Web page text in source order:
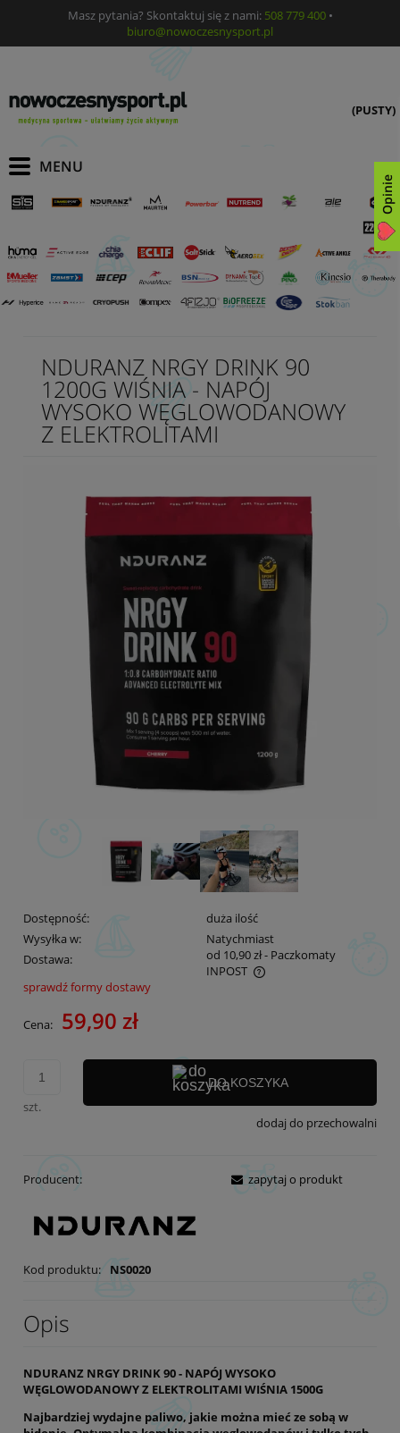
Masz pytania? Skontaktuj się z nami: 508 779 400•
biuro@nowoczesnysport.pl
(PUSTY)
NDURANZ NRGY DRINK 90
1200G WIŚNIA - NAPÓJ
WYSOKO WĘGLOWODANOWY
Z ELEKTROLITAMI
Dostępność:
duża ilość
Wysyłka w:
Natychmiast
Dostawa:
od 10,90 zł- Paczkomaty
INPOST
Cena nie zawiera ewentualnych kosztów płatności
sprawdź formy dostawy
Cena: 59,90 zł
szt.
DO KOSZYKA
dodaj do przechowalni
Producent:
Kod produktu: NS0020
zapytaj o produkt
Opis
NDURANZ NRGY DRINK 90 - NAPÓJ WYSOKO
WĘGLOWODANOWY Z ELEKTROLITAMI WIŚNIA 1500G
Najbardziej wydajne paliwo, jakie można mieć ze sobą w
Opinie